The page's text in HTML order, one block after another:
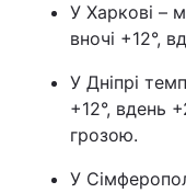
У Харкові –
вночі +12°,
У Дніпрі
+12°, вдень
грозою.
У